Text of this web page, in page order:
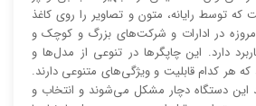
که توسط رایانه، متون و تصاویر را روی کاغذ
در ادارات و شرکت‌های بزرگ و کوچک و
دارد. این چاپگر‌ها در تنوعی از مدل‌ها و
که هر کدام قابلیت و ویژگی‌های متنوعی دارند.
این دستگاه دچار مشکل می‌شوند و انتخاب و